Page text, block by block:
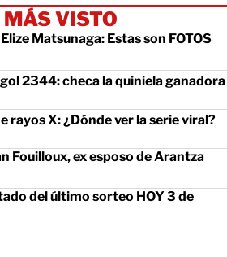
MÁS VISTO
Matsunaga: Estas son FOTOS
2344: checa la quiniela ganadora
rayos X: ¿Dónde ver la serie viral?
Fouilloux, ex esposo de Arantza
del último sorteo HOY 3 de